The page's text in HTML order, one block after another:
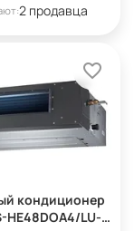
2 продавца
кондиционер
HE48DOA4/LU-